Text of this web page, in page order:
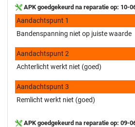
APK goedgekeurd na reparatie op: 10-
Aandachtspunt 1
Bandenspanning niet op juiste waarde
Aandachtspunt 2
Achterlicht werkt niet (goed)
Aandachtspunt 3
Remlicht werkt niet (goed)
APK goedgekeurd na reparatie op: 09-